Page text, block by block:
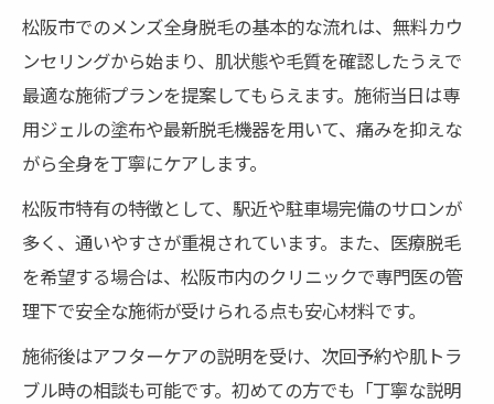
松阪市でのメンズ全身脱毛の基本的な流れは、無料カウ
ンセリングから始まり、肌状態や毛質を確認したうえで
最適な施術プランを提案してもらえます。施術当日は専
用ジェルの塗布や最新脱毛機器を用いて、痛みを抑えな
がら全身を丁寧にケアします。
松阪市特有の特徴として、駅近や駐車場完備のサロンが
多く、通いやすさが重視されています。また、医療脱毛
を希望する場合は、松阪市内のクリニックで専門医の管
理下で安全な施術が受けられる点も安心材料です。
施術後はアフターケアの説明を受け、次回予約や肌トラ
ブル時の相談も可能です。初めての方でも「丁寧な説明